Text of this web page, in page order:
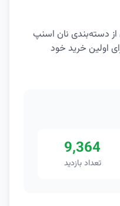
هزار تومان از دسته‌بندی نان اسنپ
برای اولین خرید خود
9,364
تعداد بازدید